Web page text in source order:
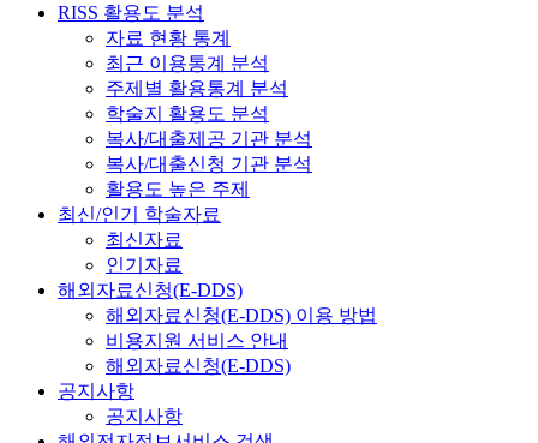
RISS 활용도 분석
자료 현황 통계
최근 이용통계 분석
주제별 활용통계 분석
학술지 활용도 분석
복사/대출제공 기관 분석
복사/대출신청 기관 분석
활용도 높은 주제
최신/인기 학술자료
최신자료
인기자료
해외자료신청(E-DDS)
해외자료신청(E-DDS) 이용 방법
비용지원 서비스 안내
해외자료신청(E-DDS)
공지사항
공지사항